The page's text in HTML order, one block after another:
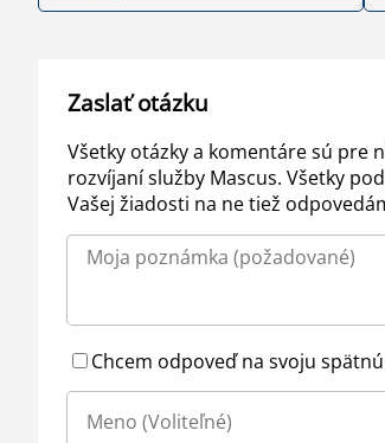
Zaslať otázku
Všetky otázky a komentáre sú pre
rozvíjaní služby Mascus. Všetky
Vašej žiadosti na ne tiež
Chcem odpoveď na svoju